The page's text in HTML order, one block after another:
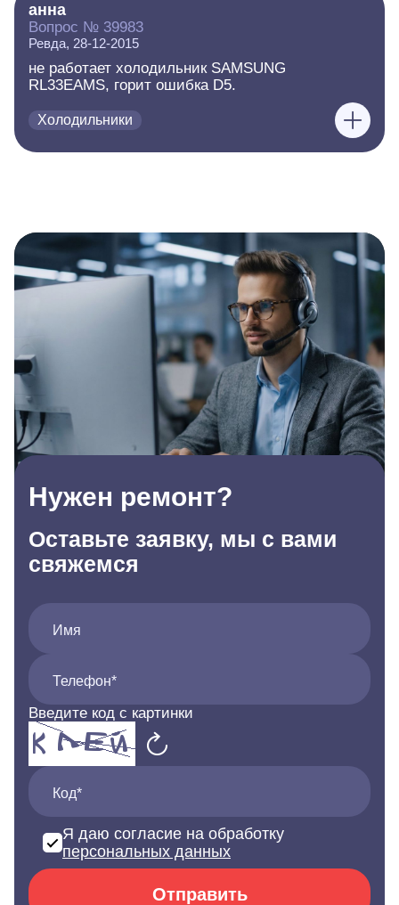
анна
Вопрос № 39983
Ревда, 28-12-2015
не работает холодильник SAMSUNG
RL33EAMS, горит ошибка D5.
Холодильники
Нужен ремонт?
Оставьте заявку, мы с вами
свяжемся
Имя
Телефон*
Введите код с картинки
Код*
Я даю согласие на обработку
персональных данных
Отправить